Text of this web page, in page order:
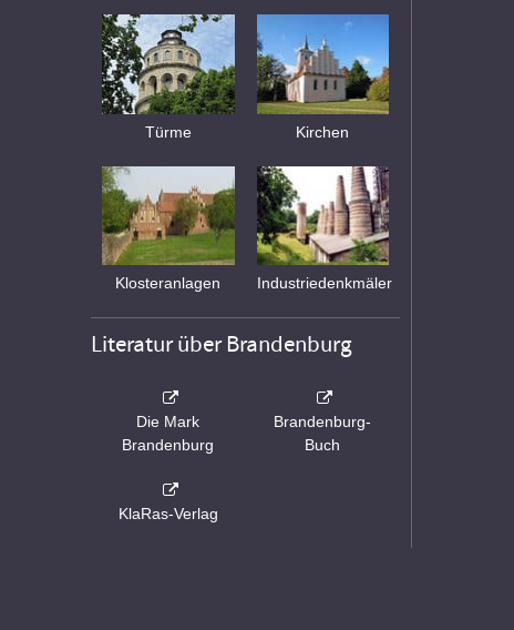
Türme Kirchen
Klosteranlagen Industriedenkmäler
Literatur über Brandenburg
Die Mark
Brandenburg
Brandenburg-
Buch
KlaRas-Verlag